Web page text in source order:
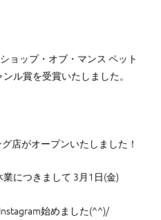
ョップ・オブ・マンス ペット
ル賞を受賞いたしました。
店がオープンいたしました！
につきまして 3月1日(金)
始めました(^^)/